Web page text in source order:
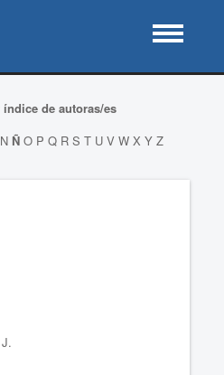
de autoras/es
N Ñ O P Q R S T U V W X Y Z